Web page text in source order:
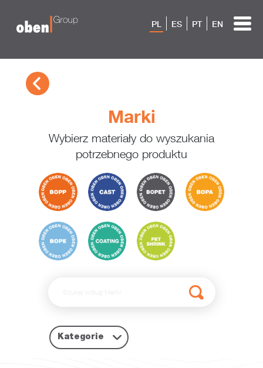
PL ES PT EN
Marki
Wybierz materiały do ​​wyszukania
potrzebnego produktu
Kategorie